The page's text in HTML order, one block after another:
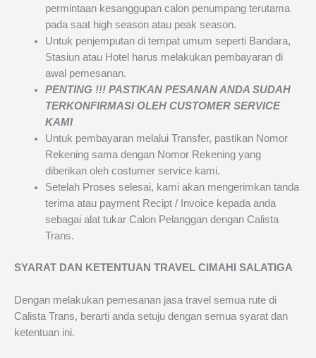
permintaan kesanggupan calon penumpang terutama
pada saat high season atau peak season.
Untuk penjemputan di tempat umum seperti Bandara,
Stasiun atau Hotel harus melakukan pembayaran di
awal pemesanan.
PENTING !!! PASTIKAN PESANAN ANDA SUDAH
TERKONFIRMASI OLEH CUSTOMER SERVICE
KAMI
Untuk pembayaran melalui Transfer, pastikan Nomor
Rekening sama dengan Nomor Rekening yang
diberikan oleh costumer service kami.
Setelah Proses selesai, kami akan mengerimkan tanda
terima atau payment Recipt / Invoice kepada anda
sebagai alat tukar Calon Pelanggan dengan Calista
Trans.
SYARAT DAN KETENTUAN TRAVEL CIMAHI SALATIGA
Dengan melakukan pemesanan jasa travel semua rute di
Calista Trans, berarti anda setuju dengan semua syarat dan
ketentuan ini.